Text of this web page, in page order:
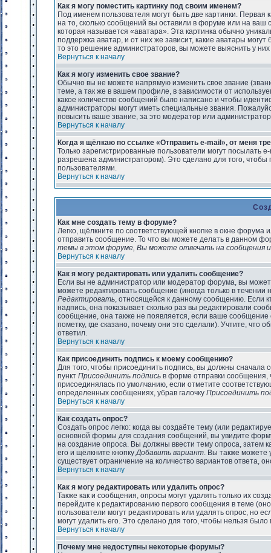
Как я могу поместить картинку под своим именем?
Под именем пользователя могут быть две картинки.
на то, сколько сообщений вы оставили в форуме или на ваш
которая называется «аватара». Эта картинка обычно
поддержка аватар, и от них же зависит, какие аватары
то это решение администраторов, вы можете выяснить у
Вернуться к началу
Как я могу изменить свое звание?
Обычно вы не можете напрямую изменить свое звание
теме, а так же в вашем профиле, в зависимости от
какое количество сообщений было написано и чтобы
администраторы могут иметь специальные звания.
повысить ваше звание, за это модератор или
Вернуться к началу
Когда я щёлкаю по ссылке «Отправить e-mail», от меня
Только зарегистрированные пользователи могут
разрешена администратором). Это сделано для того,
пользователями.
Вернуться к началу
Как мне создать тему в форуме?
Легко, щёлкните по соответствующей кнопке в окне
отправить сообщение. То что вы можете делать в данном
темы в этом форуме, Вы можете отвечать на сообщения
Вернуться к началу
Как я могу редактировать или удалить сообщение?
Если вы не администратор или модератор форума, вы
можете редактировать сообщение (иногда только в
Редактировать, относящейся к данному сообщению. Если
надпись, она показывает сколько раз вы редактировали
сообщение, она также не появляется, если ваше
пометку, где сказано, почему они это сделали). Учтите, что
ответил.
Вернуться к началу
Как присоединить подпись к моему сообщению?
Для того, чтобы присоединить подпись, вы должны сначала
пункт Присоединить подпись в форме отправки сообщения,
присоединялась по умолчанию, если отметите
определенных сообщениях, убрав галочку Присоединить
Вернуться к началу
Как создать опрос?
Создать опрос легко: когда вы создаёте тему (или
основной формы для создания сообщений, вы увидите
на создание опроса. Вы должны ввести тему опроса, затем
его и щёлкните кнопкуДобавить вариант. Вы также можете
существует ограничение на количество вариантов ответа,
Вернуться к началу
Как я могу редактировать или удалить опрос?
Также как и сообщения, опросы могут удалять только их
перейдите к редактированию первого сообщения в теме
пользователи могут редактировать или удалять опрос, но
могут удалить его. Это сделано для того, чтобы нельзя
Вернуться к началу
Почему мне недоступны некоторые форумы?